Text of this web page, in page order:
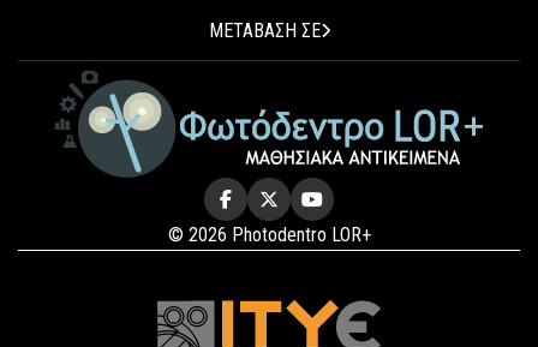
ΜΕΤΑΒΑΣΗ ΣΕ
© 2026 Photodentro LOR+